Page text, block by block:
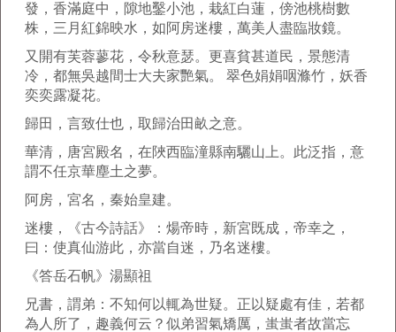
發，香滿庭中，隙地鑿小池，栽紅白蓮，傍池桃樹數
株，三月紅錦映水，如阿房迷樓，萬美人盡臨妝鏡。
又開有芙蓉蓼花，令秋意瑟。更喜貧甚道民，景態清
冷，都無吳越間士大夫家艷氣。 翠色娟娟咽滌竹，妖香
奕奕露凝花。
歸田，言致仕也，取歸治田畝之意。
華清，唐宮殿名，在陜西臨潼縣南驪山上。此泛指，意
謂不任京華塵土之夢。
阿房，宮名，秦始皇建。
迷樓，《古今詩話》：煬帝時，新宮既成，帝幸之，
曰：使真仙游此，亦當自迷，乃名迷樓。
《答岳石帆》湯顯祖
兄書，謂弟：不知何以輒為世疑。正以疑處有佳，若都
為人所了，趣義何云？似弟習氣矯厲，蚩蚩者故當忘